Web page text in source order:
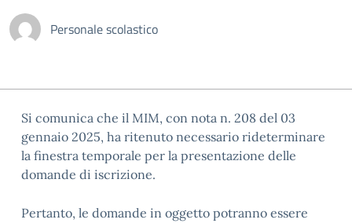
Personale scolastico
Si comunica che il MIM, con nota n. 208 del 03
gennaio 2025, ha ritenuto necessario rideterminare
la finestra temporale per la presentazione delle
domande di iscrizione.
Pertanto, le domande in oggetto potranno essere